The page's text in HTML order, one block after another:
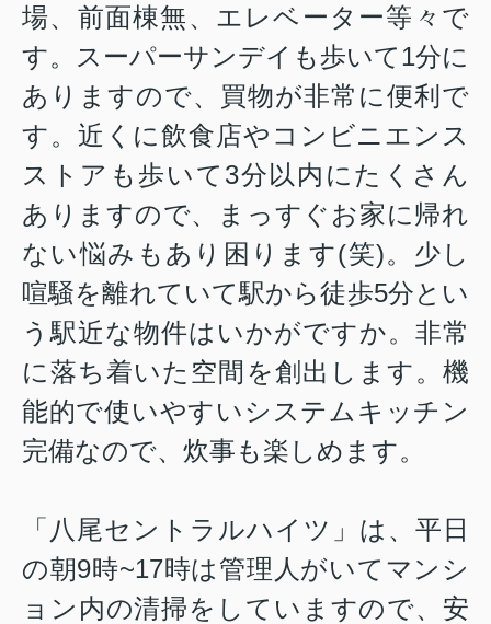
場、前面棟無、エレベーター等々で
す。スーパーサンデイも歩いて1分に
ありますので、買物が非常に便利で
す。近くに飲食店やコンビニエンス
ストアも歩いて3分以内にたくさん
ありますので、まっすぐお家に帰れ
ない悩みもあり困ります(笑)。少し
喧騒を離れていて駅から徒歩5分とい
う駅近な物件はいかがですか。非常
に落ち着いた空間を創出します。機
能的で使いやすいシステムキッチン
完備なので、炊事も楽しめます。
「八尾セントラルハイツ」は、平日
の朝9時~17時は管理人がいてマンシ
ョン内の清掃をしていますので、安